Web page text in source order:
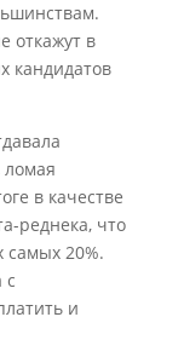
откажут в
кандидатов
ломая
в качестве
реднека, что
самых 20%.
с
и